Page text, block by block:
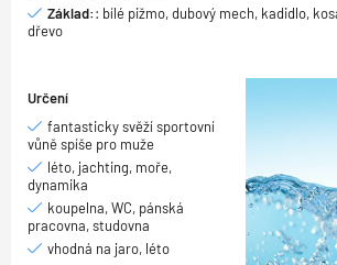
Základ:: bílé pižmo, dubový mech, kadidlo,
dřevo
Určení
fantasticky svěží sportovní
vůně spíše pro muže
léto, jachting, moře,
dynamika
koupelna, WC, pánská
pracovna, studovna
vhodná na jaro, léto